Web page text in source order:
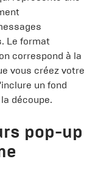
Le format
correspond à la
vous créez votre
un fond
découpe.
pop-up